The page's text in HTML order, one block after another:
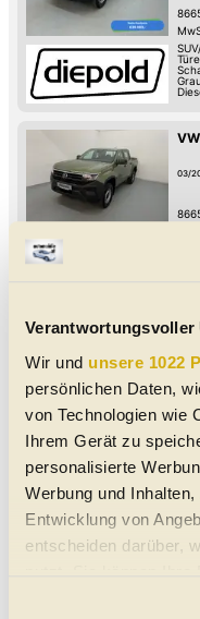
Verantwortungsvoller
Wir und unsere 1022
persönlichen Daten,
von Technologien wie
Ihrem Gerät zu
personalisierte
Werbung und
Entwicklung von
entscheiden darüber,
03/